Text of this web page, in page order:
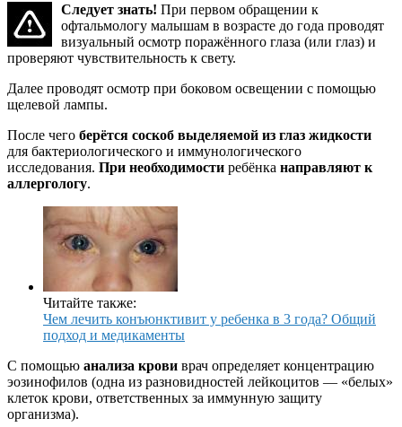
Следует знать! При первом обращении к
офтальмологу малышам в возрасте до года проводят
визуальный осмотр поражённого глаза (или глаз) и
проверяют чувствительность к свету.
Далее проводят осмотр при боковом освещении с помощью
щелевой лампы.
После чего берётся соскоб выделяемой из глаз жидкости
для бактериологического и иммунологического
исследования. При необходимости ребёнка направляют к
аллергологу.
Читайте также:
Чем лечить конъюнктивит у ребенка в 3 года? Общий
подход и медикаменты
С помощью анализа крови врач определяет концентрацию
эозинофилов (одна из разновидностей лейкоцитов — «белых»
клеток крови, ответственных за иммунную защиту
организма).